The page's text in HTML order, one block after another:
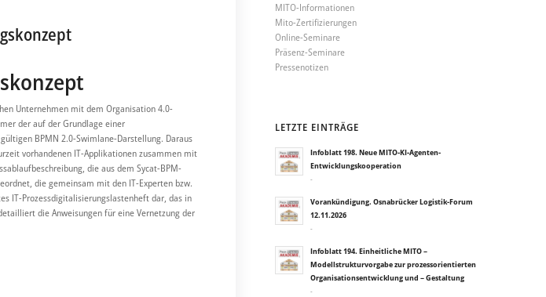
Unternehmen mit dem Organisation 4.0-
der auf der Grundlage einer
BPMN 2.0-Swimlane-Darstellung. Daraus
vorhandenen IT-Applikationen zusammen mit
die aus dem Sycat-BPM-
die gemeinsam mit den IT-Experten bzw.
IT-Prozessdigitalisierungslastenheft dar, das in
die Anweisungen für eine Vernetzung der
MITO-Informationen
Mito-Zertifizierungen
Online-Seminare
Präsenz-Seminare
Pressenotizen
LETZTE EINTRÄGE
Infoblatt 198. Neue MITO-KI-Agenten-
Entwicklungskooperation
-
Vorankündigung. Osnabrücker Logistik-Forum
12.11.2026
-
Infoblatt 194. Einheitliche MITO –
Modellstrukturvorgabe zur prozessorientierten
Organisationsentwicklung und – Gestaltung
-